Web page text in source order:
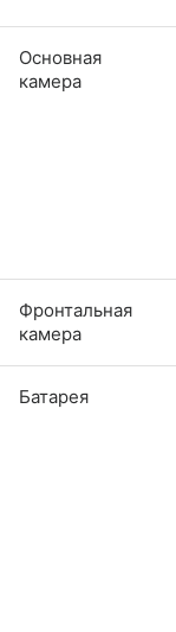
Основная
камера
Фронтальная
камера
Батарея